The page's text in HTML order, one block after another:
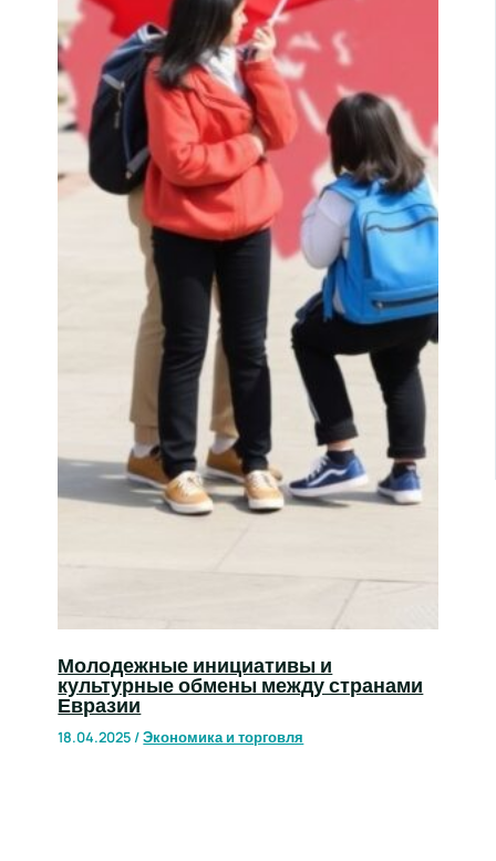
Молодежные инициативы и
культурные обмены между странами
Евразии
18.04.2025/Экономика и торговля